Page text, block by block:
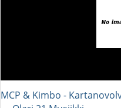
MCP & Kimbo -